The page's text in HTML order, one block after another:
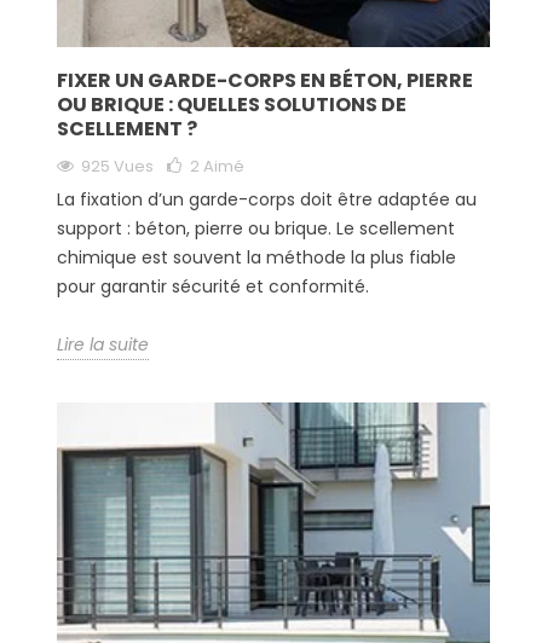
FIXER UN GARDE-CORPS EN BÉTON, PIERRE
OU BRIQUE : QUELLES SOLUTIONS DE
SCELLEMENT ?
925 Vues 2 Aimé
La fixation d’un garde-corps doit être adaptée au
support : béton, pierre ou brique. Le scellement
chimique est souvent la méthode la plus fiable
pour garantir sécurité et conformité.
Lire la suite